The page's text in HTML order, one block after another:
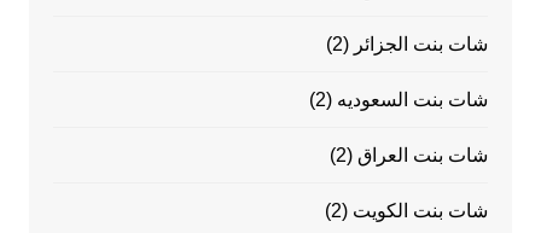
شات بنت الجزائر (2)
شات بنت السعوديه (2)
شات بنت العراق (2)
شات بنت الكويت (2)